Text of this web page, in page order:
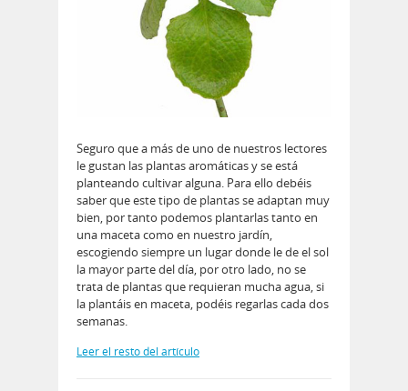
Seguro que a más de uno de nuestros lectores
le gustan las plantas aromáticas y se está
planteando cultivar alguna. Para ello debéis
saber que este tipo de plantas se adaptan muy
bien, por tanto podemos plantarlas tanto en
una maceta como en nuestro jardín,
escogiendo siempre un lugar donde le de el sol
la mayor parte del día, por otro lado, no se
trata de plantas que requieran mucha agua, si
la plantáis en maceta, podéis regarlas cada dos
semanas.
Leer el resto del artículo